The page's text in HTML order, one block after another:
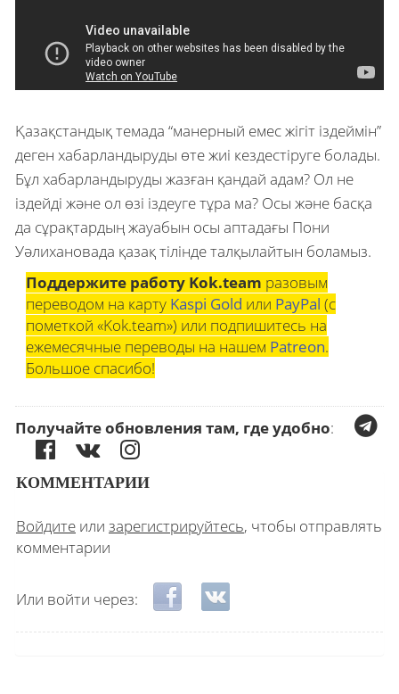
Қазақстандық темада “манерный емес жігіт іздеймін”
деген хабарландыруды өте жиі кездестіруге болады.
Бұл хабарландыруды жазған қандай адам? Ол не
іздейді және ол өзі іздеуге тұра ма? Осы және басқа
да сұрақтардың жауабын осы аптадағы Пони
Уәлихановада қазақ тілінде талқылайтын боламыз.
Поддержите работу Kok.team разовым
переводом на карту Kaspi Gold или PayPal (с
пометкой «Kok.team») или подпишитесь на
ежемесячные переводы на нашем Patreon.
Большое спасибо!
Получайте обновления там, где удобно:
КОММЕНТАРИИ
Войдите или зарегистрируйтесь, чтобы отправлять
комментарии
Или войти через: Login with Facebook
Login with ВКонтакте